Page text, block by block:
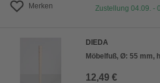
Merken
Zustellung 04.09. -
DIEDA
Möbelfuß, Ø: 55 mm,
12,49 €